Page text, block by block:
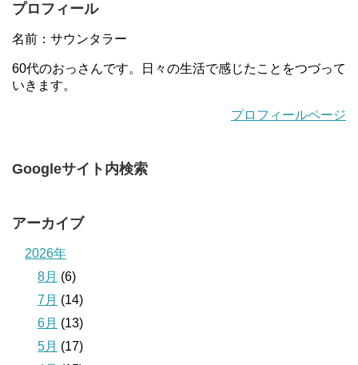
プロフィール
名前：サウンタラー
60代のおっさんです。日々の生活で感じたことをつづって
いきます。
プロフィールページ
Googleサイト内検索
アーカイブ
2026年
8月 (6)
7月 (14)
6月 (13)
5月 (17)